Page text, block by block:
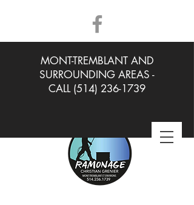
MONT-TREMBLANT AND
SURROUNDING AREAS -
CALL (514) 236-1739